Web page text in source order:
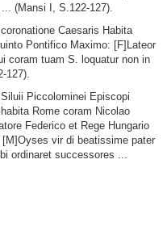
(Mansi I, S.122-127).
Caesaris Habita
Pontifico Maximo: [F]Lateor
coram tuam S. loquatur non in
127).
Piccolominei Episcopi
Rome coram Nicolao
Federico et Rege Hungario
vir di beatissime pater
ordinaret successores ...